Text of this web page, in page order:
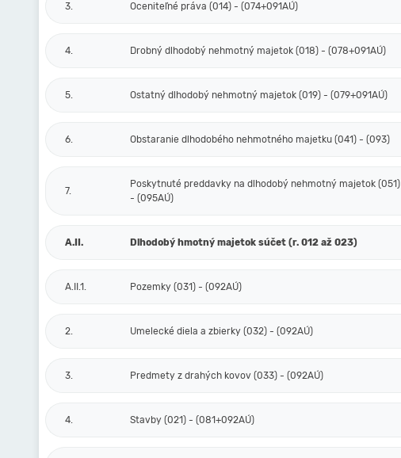
3. Oceniteľné práva (014) - (074+091AÚ)
4. Drobný dlhodobý nehmotný majetok (018) - (078+091AÚ)
5. Ostatný dlhodobý nehmotný majetok (019) - (079+091AÚ)
6. Obstaranie dlhodobého nehmotného majetku (041) - (093)
7.
Poskytnuté preddavky na dlhodobý nehmotný majetok (051)
- (095AÚ)
A.II. Dlhodobý hmotný majetok súčet (r. 012 až 023)
A.II.1. Pozemky (031) - (092AÚ)
2. Umelecké diela a zbierky (032) - (092AÚ)
3. Predmety z drahých kovov (033) - (092AÚ)
4. Stavby (021) - (081+092AÚ)